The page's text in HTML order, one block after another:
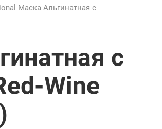
Маска Альгинатная с
с
Wine